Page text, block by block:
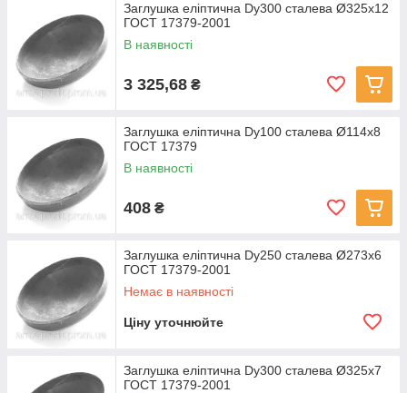
Заглушка еліптична Dу300 сталева Ø325х12
ГОСТ 17379-2001
В наявності
3 325,68 ₴
Заглушка еліптична Dу100 сталева Ø114x8
ГОСТ 17379
В наявності
408 ₴
Заглушка еліптична Dу250 сталева Ø273x6
ГОСТ 17379-2001
Немає в наявності
Ціну уточнюйте
Заглушка еліптична Dу300 сталева Ø325х7
ГОСТ 17379-2001